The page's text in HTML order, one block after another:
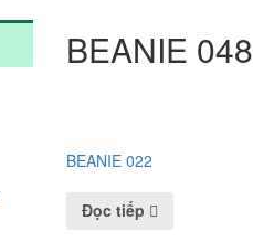
BEANIE 048
BEANIE 022
Đọc tiếp